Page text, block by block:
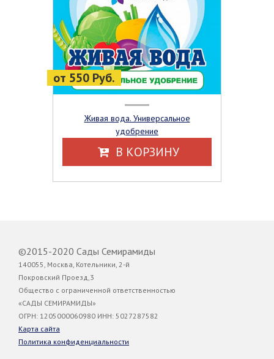
от 550 Руб.
Живая вода. Универсальное
удобрение
В КОРЗИНУ
©2015-2020 Сады Семирамиды
140055, Москва, Котельники, 2-й
Покровский Проезд,3
Общество с ограниченной ответственностью
«САДЫ СЕМИРАМИДЫ»
ОГРН: 1205000060980 ИНН: 5027287582
Карта сайта
Политика конфиденциальности